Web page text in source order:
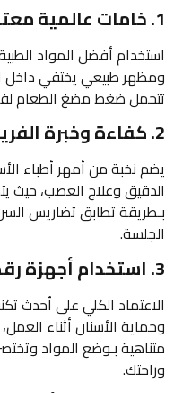
1. خامات عالمية معتمدة
استخدام أفضل المواد
ومظهر طبيعي يختفي داخل
تتحمل ضغط مضغ الطعام
2. كفاءة وخبرة الفريق الطبي
يضم نخبة من أمهر أطباء
الدقيق وعلاج العصب، حيث
بـطريقة تطابق تضاريس
الجلسة.
3. استخدام أجهزة رقمية حديثة
الاعتماد الكلي على أحدث
وحماية الأسنان أثناء
متناهية بـوضع المواد
وراحتك.